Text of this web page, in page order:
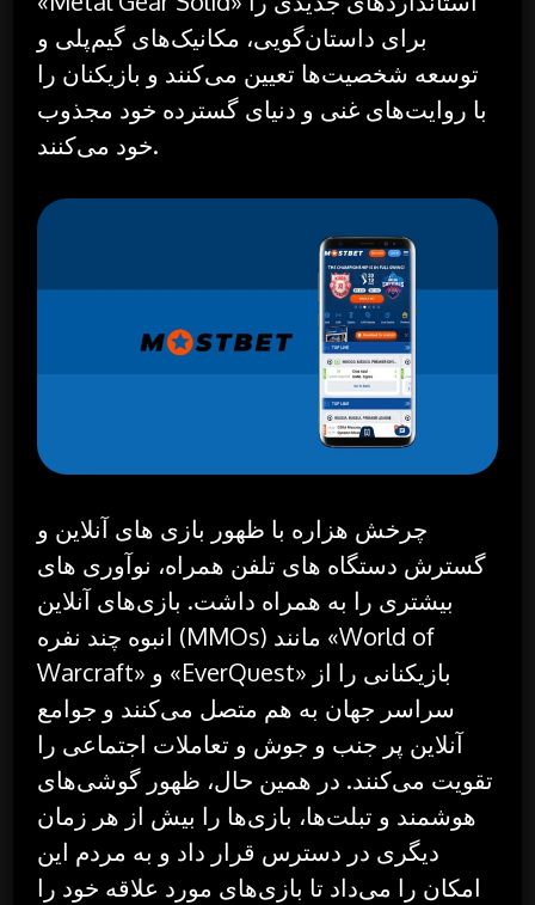
برای داستان‌گویی، مکانیک‌های گیم‌پلی و
توسعه شخصیت‌ها تعیین می‌کنند و بازیکنان را
با روایت‌های غنی و دنیای گسترده خود مجذوب
خود می‌کنند.
چرخش هزاره با ظهور بازی های آنلاین و
گسترش دستگاه های تلفن همراه، نوآوری های
بیشتری را به همراه داشت. بازی‌های آنلاین
انبوه چند نفره (MMOs) مانند «World of
Warcraft» و «EverQuest» بازیکنانی را از
سراسر جهان به هم متصل می‌کنند و جوامع
آنلاین پر جنب و جوش و تعاملات اجتماعی را
تقویت می‌کنند. در همین حال، ظهور گوشی‌های
هوشمند و تبلت‌ها، بازی‌ها را بیش از هر زمان
دیگری در دسترس قرار داد و به مردم این
امکان را می‌داد تا بازی‌های مورد علاقه خود را